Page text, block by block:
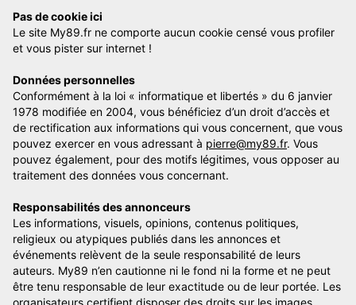
Pas de cookie ici
Le site My89.fr ne comporte aucun cookie censé vous profiler
et vous pister sur internet !
Données personnelles
Conformément à la loi « informatique et libertés » du 6 janvier
1978 modifiée en 2004, vous bénéficiez d’un droit d’accès et
de rectification aux informations qui vous concernent, que vous
pouvez exercer en vous adressant à pierre@my89.fr. Vous
pouvez également, pour des motifs légitimes, vous opposer au
traitement des données vous concernant.
Responsabilités des annonceurs
Les informations, visuels, opinions, contenus politiques,
religieux ou atypiques publiés dans les annonces et
événements relèvent de la seule responsabilité de leurs
auteurs. My89 n’en cautionne ni le fond ni la forme et ne peut
être tenu responsable de leur exactitude ou de leur portée. Les
organisateurs certifient disposer des droits sur les images,